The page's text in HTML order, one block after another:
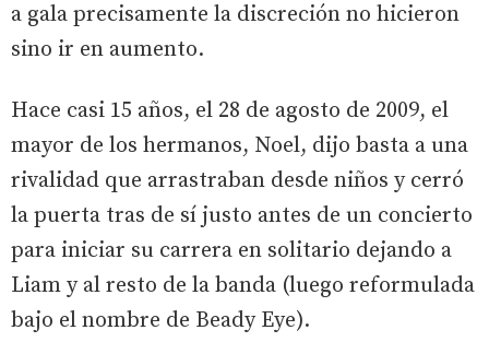
a gala precisamente la discreción no hicieron
sino ir en aumento.
Hace casi 15 años, el 28 de agosto de 2009, el
mayor de los hermanos, Noel, dijo basta a una
rivalidad que arrastraban desde niños y cerró
la puerta tras de sí justo antes de un concierto
para iniciar su carrera en solitario dejando a
Liam y al resto de la banda (luego reformulada
bajo el nombre de Beady Eye).